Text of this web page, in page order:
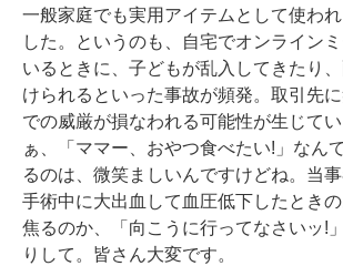
一般家庭でも実用アイテムとして使わ
した。というのも、自宅でオンライン
いるときに、子どもが乱入してきたり
けられるといった事故が頻発。取引先
での威厳が損なわれる可能性が生じて
ぁ、「ママー、おやつ食べたい!」なん
るのは、微笑ましいんですけどね。当事
手術中に大出血して血圧低下したとき
焦るのか、「向こうに行ってなさいッ!
りして。皆さん大変です。